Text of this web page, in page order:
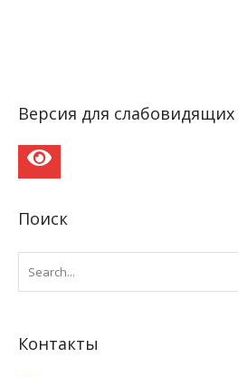
Версия для слабовидящих
Поиск
Контакты